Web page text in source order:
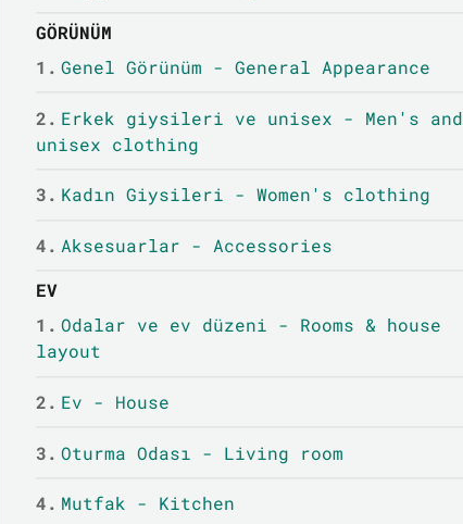
GÖRÜNÜM
1. Genel Görünüm - General Appearance
2. Erkek giysileri ve unisex - Men's and
unisex clothing
3. Kadın Giysileri - Women's clothing
4. Aksesuarlar - Accessories
EV
1. Odalar ve ev düzeni - Rooms & house
layout
2. Ev - House
3. Oturma Odası - Living room
4. Mutfak - Kitchen